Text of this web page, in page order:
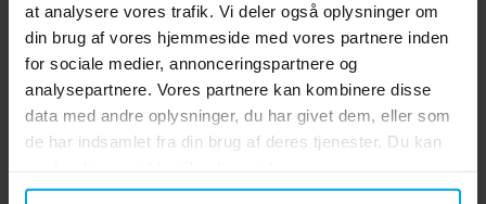
at analysere vores trafik. Vi deler også oplysninger om
din brug af vores hjemmeside med vores partnere inden
for sociale medier, annonceringspartnere og
analysepartnere. Vores partnere kan kombinere disse
data med andre oplysninger, du har givet dem, eller som
de har indsamlet fra din brug af deres tjenester. Du kan